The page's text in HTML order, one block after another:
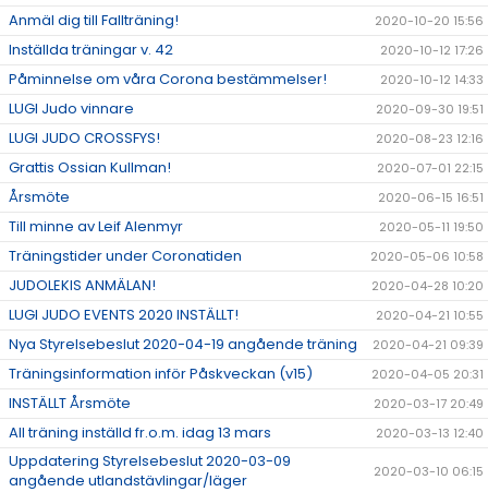
Anmäl dig till Fallträning! 2020-10-20 15:56
Inställda träningar v. 42 2020-10-12 17:26
Påminnelse om våra Corona bestämmelser! 2020-10-12 14:33
LUGI Judo vinnare 2020-09-30 19:51
LUGI JUDO CROSSFYS! 2020-08-23 12:16
Grattis Ossian Kullman! 2020-07-01 22:15
Årsmöte 2020-06-15 16:51
Till minne av Leif Alenmyr 2020-05-11 19:50
Träningstider under Coronatiden 2020-05-06 10:58
JUDOLEKIS ANMÄLAN! 2020-04-28 10:20
LUGI JUDO EVENTS 2020 INSTÄLLT! 2020-04-21 10:55
Nya Styrelsebeslut 2020-04-19 angående träning 2020-04-21 09:39
Träningsinformation inför Påskveckan (v15) 2020-04-05 20:31
INSTÄLLT Årsmöte 2020-03-17 20:49
All träning inställd fr.o.m. idag 13 mars 2020-03-13 12:40
Uppdatering Styrelsebeslut 2020-03-09
angående utlandstävlingar/läger
2020-03-10 06:15